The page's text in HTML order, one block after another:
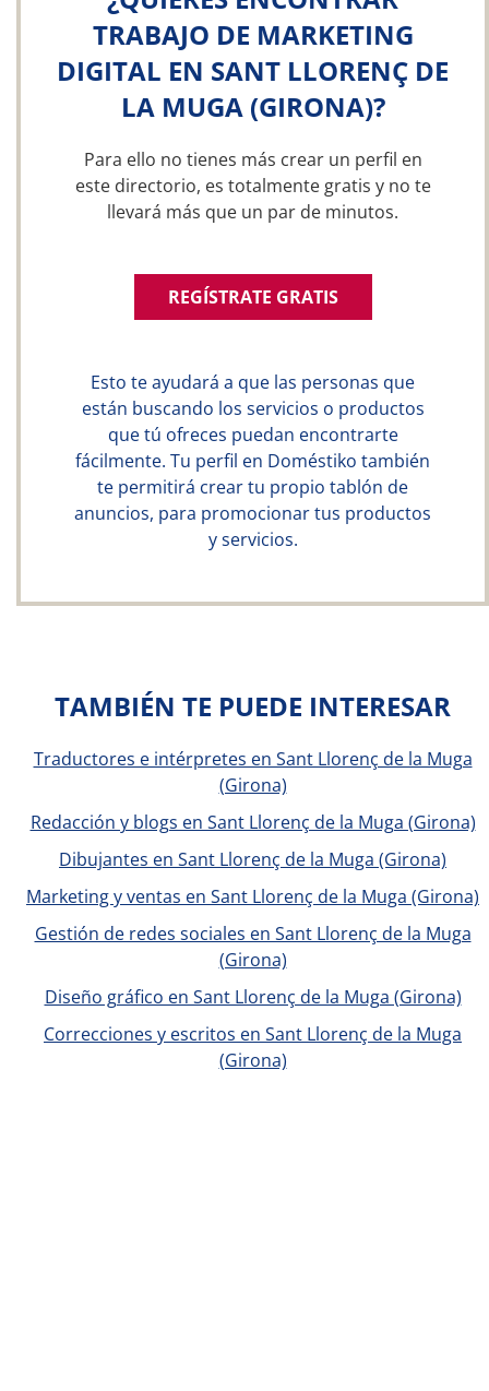
TRABAJO DE MARKETING
DIGITAL EN SANT LLORENÇ DE
LA MUGA (GIRONA)?
Para ello no tienes más crear un perfil en
este directorio, es totalmente gratis y no te
llevará más que un par de minutos.
REGÍSTRATE GRATIS
Esto te ayudará a que las personas que
están buscando los servicios o productos
que tú ofreces puedan encontrarte
fácilmente. Tu perfil en Doméstiko también
te permitirá crear tu propio tablón de
anuncios, para promocionar tus productos
y servicios.
TAMBIÉN TE PUEDE INTERESAR
Traductores e intérpretes en Sant Llorenç de la Muga
(Girona)
Redacción y blogs en Sant Llorenç de la Muga (Girona)
Dibujantes en Sant Llorenç de la Muga (Girona)
Marketing y ventas en Sant Llorenç de la Muga (Girona)
Gestión de redes sociales en Sant Llorenç de la Muga
(Girona)
Diseño gráfico en Sant Llorenç de la Muga (Girona)
Correcciones y escritos en Sant Llorenç de la Muga
(Girona)